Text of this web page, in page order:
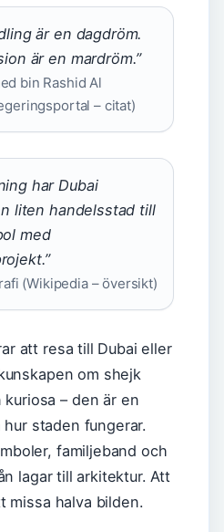
är en dagdröm.
är en mardröm.”
bin Rashid Al
– citat)
har Dubai
liten handelsstad till
med
(Wikipedia – översikt)
att resa till Dubai eller
om shejk
– den är en
staden fungerar.
familjeband och
lagar till arkitektur. Att
missa halva bilden.